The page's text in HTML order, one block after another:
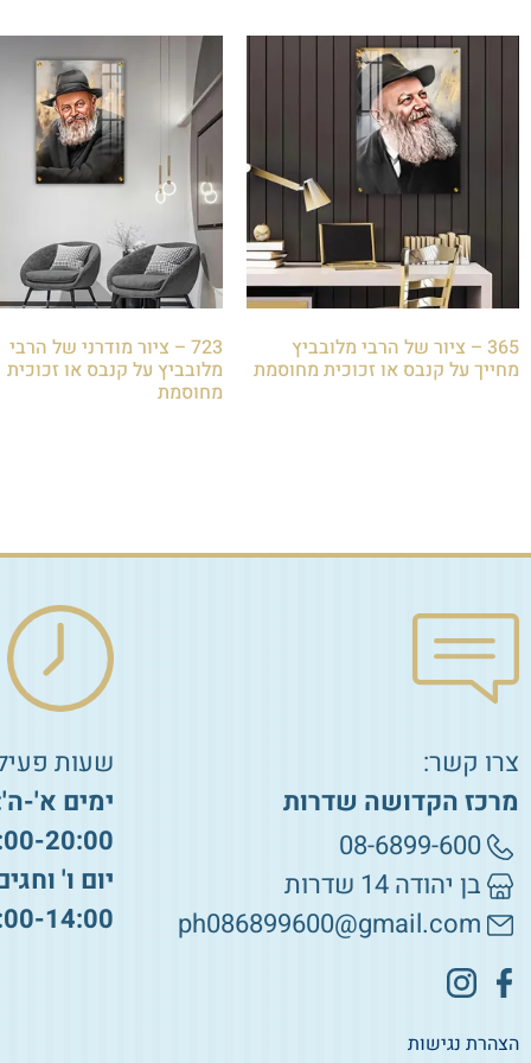
365 – ציור של הרבי מלובביץ
מחייך על קנבס או זכוכית מחוסמת
723 – ציור מודרני של הרבי
מלובביץ על קנבס או זכוכית
מחוסמת
צרו קשר:
מרכז הקדושה שדרות
08-6899-600
בן יהודה 14 שדרות
ph086899600@gmail.com
הצהרת נגישות
שעות
ימים א'-
20:00
יום ו'
14:00